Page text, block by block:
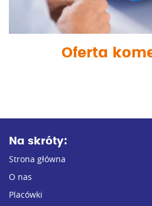
Oferta
Na skróty:
Strona główna
O nas
Placówki